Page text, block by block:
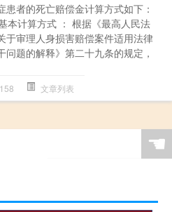
患者的死亡赔偿金计算方式如下：
本计算方式 ： 根据《最高人民法
于审理人身损害赔偿案件适用法律
问题的解释》第二十九条的规定，
158 文章列表
☚